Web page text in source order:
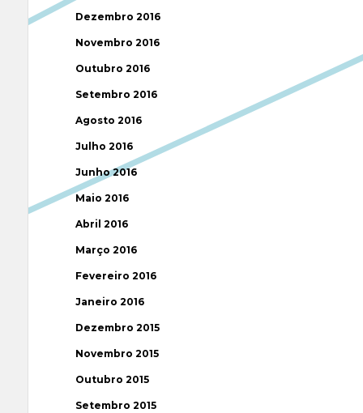
Dezembro 2016
Novembro 2016
Outubro 2016
Setembro 2016
Agosto 2016
Julho 2016
Junho 2016
Maio 2016
Abril 2016
Março 2016
Fevereiro 2016
Janeiro 2016
Dezembro 2015
Novembro 2015
Outubro 2015
Setembro 2015